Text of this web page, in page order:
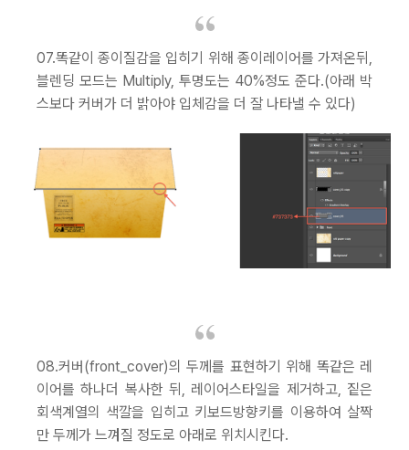
07.똑같이 종이질감을 입히기 위해 종이레이어를 가져온뒤,
블렌딩 모드는 Multiply, 투명도는 40%정도 준다.(아래 박
스보다 커버가 더 밝아야 입체감을 더 잘 나타낼 수 있다)
08.커버(front_cover)의 두께를 표현하기 위해 똑같은 레
이어를 하나더 복사한 뒤, 레이어스타일을 제거하고, 짙은
회색계열의 색깔을 입히고 키보드방향키를 이용하여 살짝
만 두께가 느껴질 정도로 아래로 위치시킨다.